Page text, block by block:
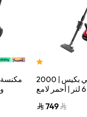
مكنسة هيتاشي بكيس | 2000
واط | سعة 6 لتر | أحمر لامع |
749